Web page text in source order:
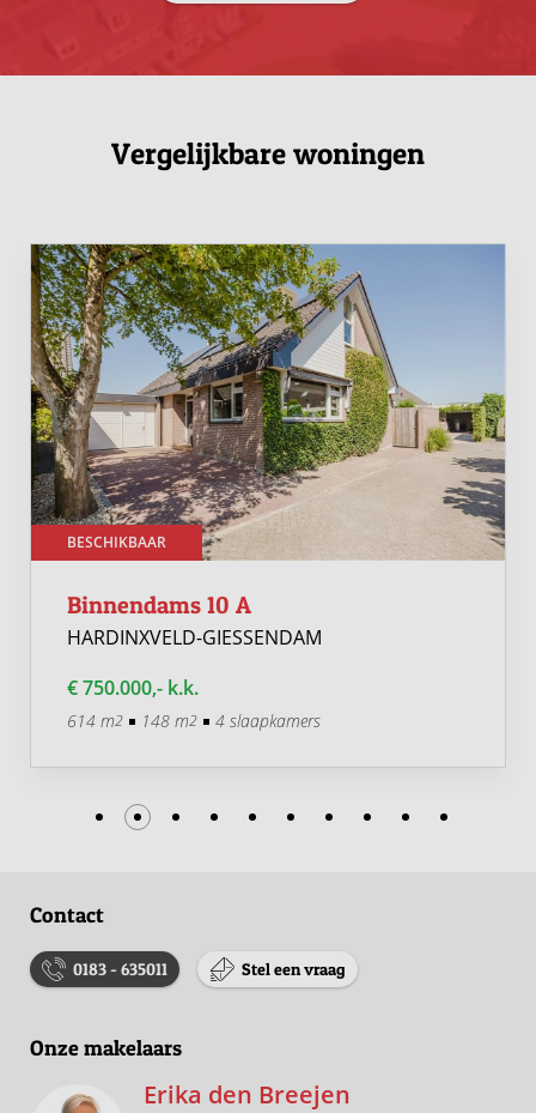
Vergelijkbare woningen
BESCHIKBAAR
Binnendams 10 A
HARDINXVELD-GIESSENDAM
€ 750.000,- k.k.
614 m2 148 m2 4 slaapkamers
Contact
0183 - 635011 Stel een vraag
Onze makelaars
Erika den Breejen